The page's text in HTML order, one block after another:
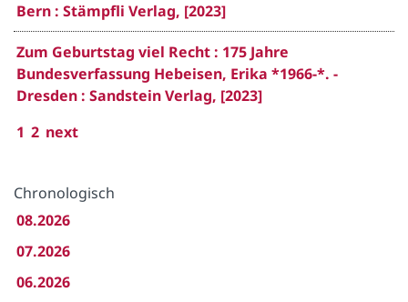
Bern : Stämpfli Verlag, [2023]
Zum Geburtstag viel Recht : 175 Jahre
Bundesverfassung Hebeisen, Erika *1966-*. -
Dresden : Sandstein Verlag, [2023]
1 2 next
Chronologisch
08.2026
07.2026
06.2026